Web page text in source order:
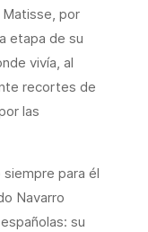
por
etapa de su
vivía, al
recortes de
las
para él
Navarro
su